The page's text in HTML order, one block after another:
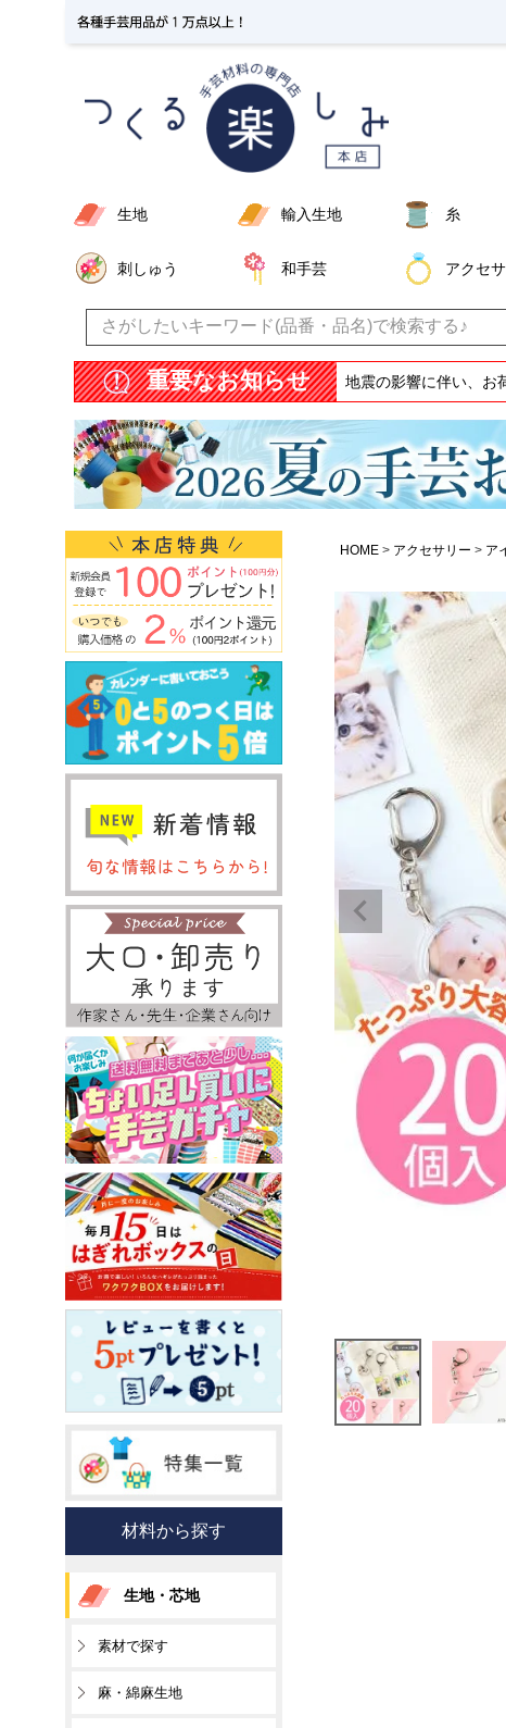
生地 輸入生地 糸
刺しゅう 和手芸 アクセ
重要なお知らせ 地震の影響に伴い、お
HOME アクセサリー ア
材料から探す
生地・芯地
素材で探す
麻・綿麻生地